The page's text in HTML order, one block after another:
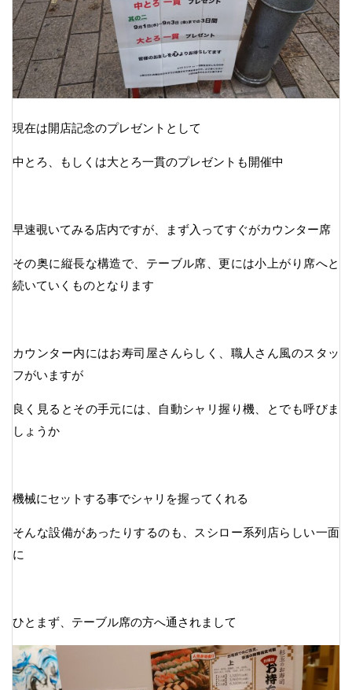
現在は開店記念のプレゼントとして
中とろ、もしくは大とろ一貫のプレゼントも開催中
早速覗いてみる店内ですが、まず入ってすぐがカウンター席
その奥に縦長な構造で、テーブル席、更には小上がり席へと
続いていくものとなります
カウンター内にはお寿司屋さんらしく、職人さん風のスタッ
フがいますが
良く見るとその手元には、自動シャリ握り機、とでも呼びま
しょうか
機械にセットする事でシャリを握ってくれる
そんな設備があったりするのも、スシロー系列店らしい一面
に
ひとまず、テーブル席の方へ通されまして